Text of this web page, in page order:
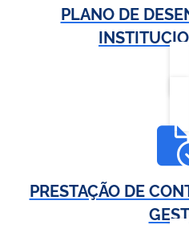
PLANO DE
PRESTAÇÃO DE